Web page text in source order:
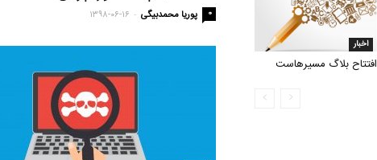
پوریا محمدبیگی - ۱۳۹۸-۰۶-۱۶ 0
اخبار
افتتاح بلاگ مسیرهاست